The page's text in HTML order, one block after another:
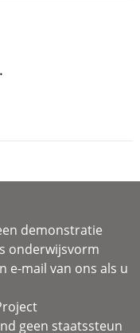
demonstratie
onderwijsvorm
e-mail van ons als u
geen staatssteun